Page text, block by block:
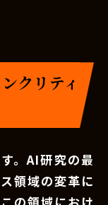
クリティ
。AI研究の最
領域の変革に